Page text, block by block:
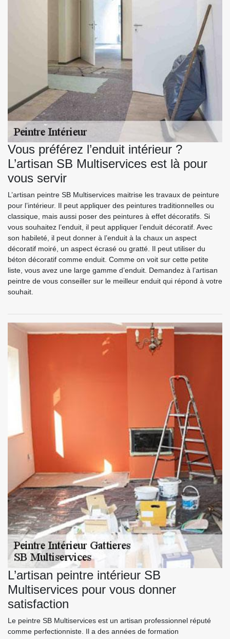
Vous préférez l’enduit intérieur ?
L’artisan SB Multiservices est là pour
vous servir
L’artisan peintre SB Multiservices maitrise les travaux de peinture
pour l’intérieur. Il peut appliquer des peintures traditionnelles ou
classique, mais aussi poser des peintures à effet décoratifs. Si
vous souhaitez l’enduit, il peut appliquer l’enduit décoratif. Avec
son habileté, il peut donner à l’enduit à la chaux un aspect
décoratif moiré, un aspect écrasé ou gratté. Il peut utiliser du
béton décoratif comme enduit. Comme on voit sur cette petite
liste, vous avez une large gamme d’enduit. Demandez à l’artisan
peintre de vous conseiller sur le meilleur enduit qui répond à votre
souhait.
L’artisan peintre intérieur SB
Multiservices pour vous donner
satisfaction
Le peintre SB Multiservices est un artisan professionnel réputé
comme perfectionniste. Il a des années de formation